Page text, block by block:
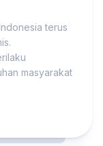
terus
masyarakat